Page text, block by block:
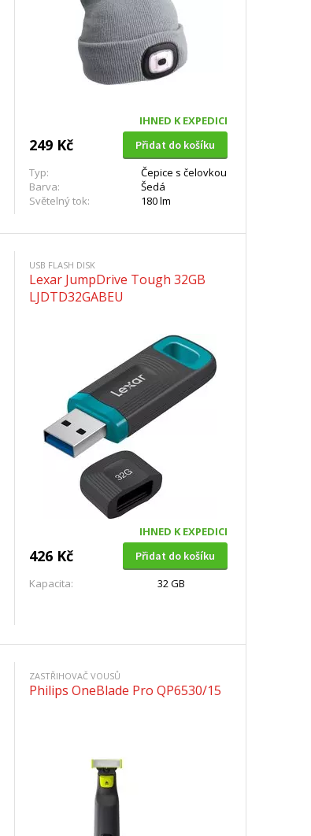
IHNED K EXPEDICI
249 Kč
Přidat do košíku
Typ:
Čepice s čelovkou
Barva:
Šedá
Světelný tok:
180 lm
USB FLASH DISK
Lexar JumpDrive Tough 32GB
LJDTD32GABEU
IHNED K EXPEDICI
426 Kč
Přidat do košíku
Kapacita:
32 GB
ZASTŘIHOVAČ VOUSŮ
Philips OneBlade Pro QP6530/15